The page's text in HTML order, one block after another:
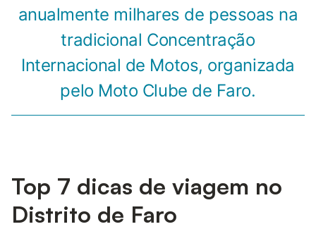
anualmente milhares de pessoas na
tradicional Concentração
Internacional de Motos, organizada
pelo Moto Clube de Faro.
Top 7 dicas de viagem no
Distrito de Faro